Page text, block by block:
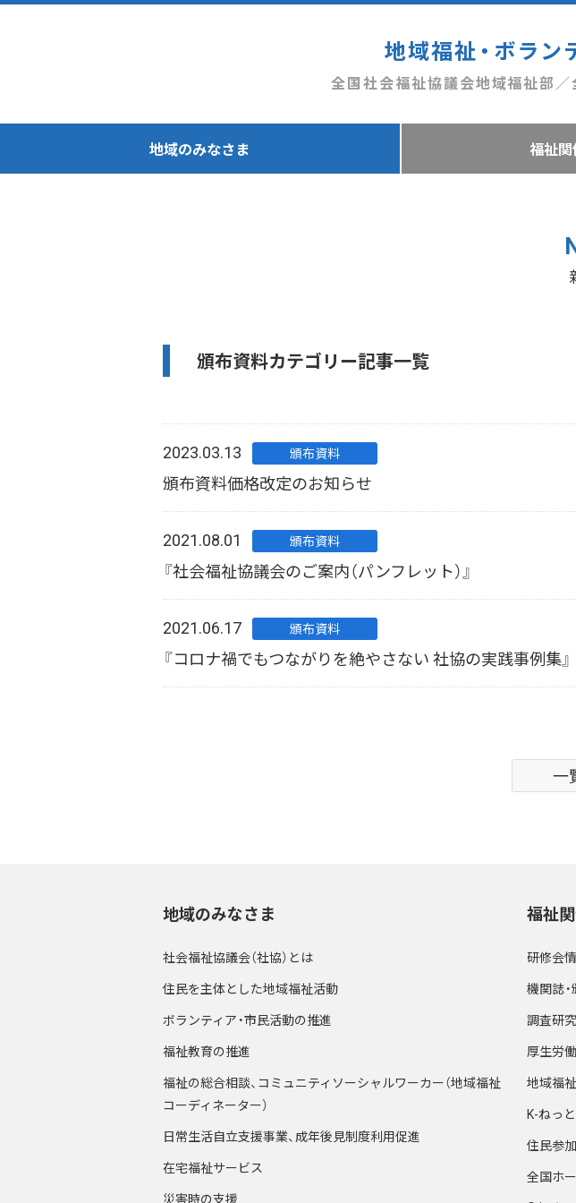
地域福祉・ボラン
全国社会福祉協議会地域福祉部
地域のみなさま 福祉
頒布資料カテゴリー記事一覧
2023.03.13 頒布資料
頒布資料価格改定のお知らせ
2021.08.01 頒布資料
『社会福祉協議会のご案内（パンフレット）』
2021.06.17 頒布資料
『コロナ禍でもつながりを絶やさない 社協の実践事例集』
一
地域のみなさま
社会福祉協議会（社協）とは
住民を主体とした地域福祉活動
ボランティア・市民活動の推進
福祉教育の推進
福祉の総合相談、コミュニティソーシャルワーカー（地域福祉
コーディネーター）
日常生活自立支援事業、成年後見制度利用促進
在宅福祉サービス
災害時の支援
福祉
研修会
機関誌
調査研
厚生労
地域福
K-ねっと
住民参
全国ホ